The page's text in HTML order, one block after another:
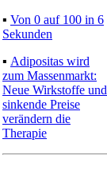
▪ Von 0 auf 100 in 6
Sekunden
▪ Adipositas wird
zum Massenmarkt:
Neue Wirkstoffe und
sinkende Preise
verändern die
Therapie